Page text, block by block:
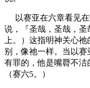
以赛亚在六章看见
说，『圣哉，圣哉，
上。）这指明神关心
别，像祂一样。当以
有罪的，他是嘴脣不洁
（赛六5。）